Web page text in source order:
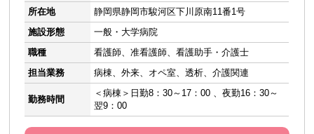
所在地
静岡県静岡市駿河区下川原南11番1号
施設形態
一般・大学病院
職種
看護師、准看護師、看護助手・介護士
担当業務
病棟、外来、オペ室、透析、介護関連
勤務時間
＜病棟＞日勤8：30～17：00 、夜勤16：30～
翌9：00